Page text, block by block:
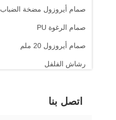
صمام أيروزول مضخة الضباب
صمام الرغوة PU
صمام أيروزول 20 ملم
رشاش الفلفل
اتصل بنا